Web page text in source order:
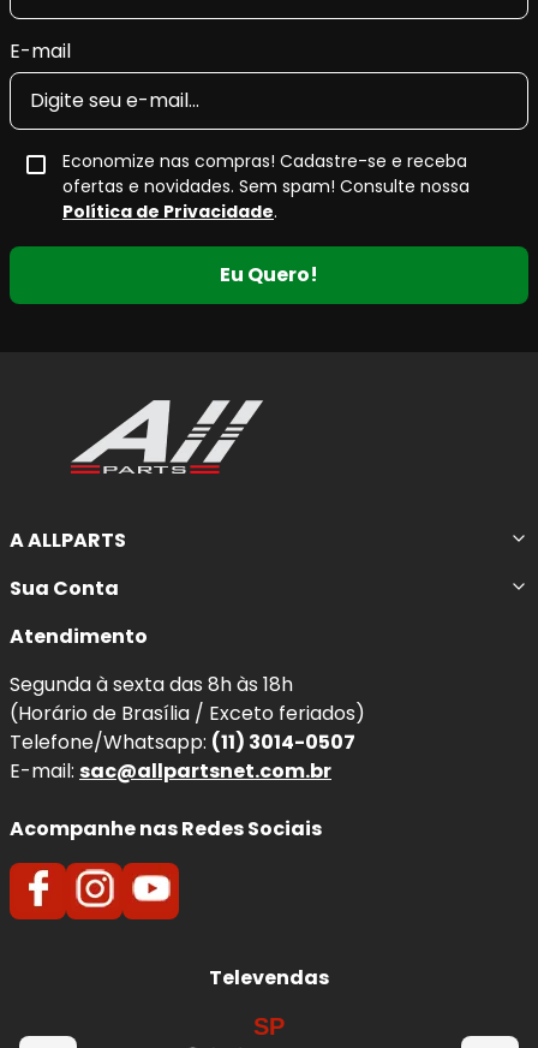
E-mail
Economize nas compras! Cadastre-se e receba
ofertas e novidades. Sem spam! Consulte nossa
Política de Privacidade.
Eu Quero!
A ALLPARTS
Sua Conta
Atendimento
Segunda à sexta das 8h às 18h
(Horário de Brasília / Exceto feriados)
Telefone/Whatsapp: (11) 3014-0507
E-mail: sac@allpartsnet.com.br
Acompanhe nas Redes Sociais
Televendas
SP